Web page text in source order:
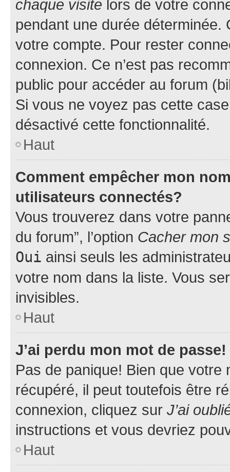
chaque visite lors de votre
pendant une durée déterminée.
votre compte. Pour rester
connexion. Ce n’est pas
public pour accéder au forum
Si vous ne voyez pas cette
désactivé cette fonctionnalité.
Haut
Comment empêcher mon
utilisateurs connectés?
Vous trouverez dans votre
du forum”, l’option Cacher mon
Oui ainsi seuls les
votre nom dans la liste. Vous
invisibles.
Haut
J’ai perdu mon mot de passe!
Pas de panique! Bien que
récupéré, il peut toutefois être
connexion, cliquez sur J’ai
instructions et vous devriez
Haut